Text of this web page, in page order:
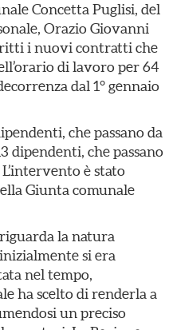
Concetta Puglisi, del
Orazio Giovanni
i nuovi contratti che
di lavoro per 64
dal 1° gennaio
che passano da
dipendenti, che passano
è stato
Giunta comunale
la natura
si era
nel tempo,
ha scelto di renderla a
un preciso